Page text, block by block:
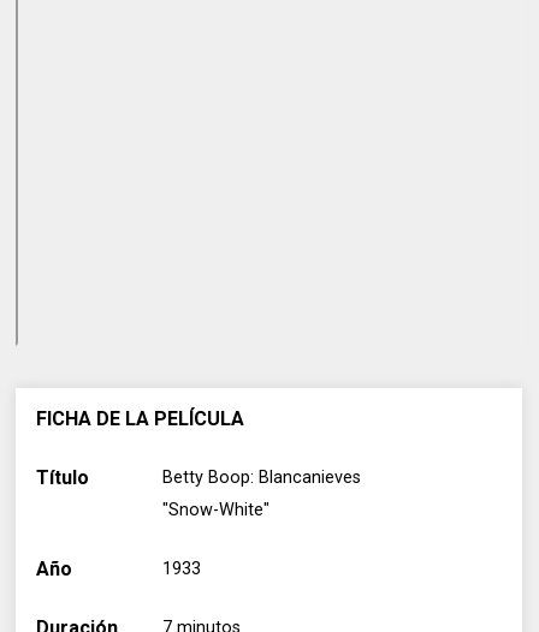
FICHA DE LA PELÍCULA
Título
Betty Boop: Blancanieves
"Snow-White"
Año 1933